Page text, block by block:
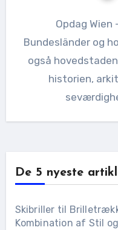
Opdag
Bundesländer og
også
historien,
De 5 nyeste
Skibriller til
Kombination af Stil